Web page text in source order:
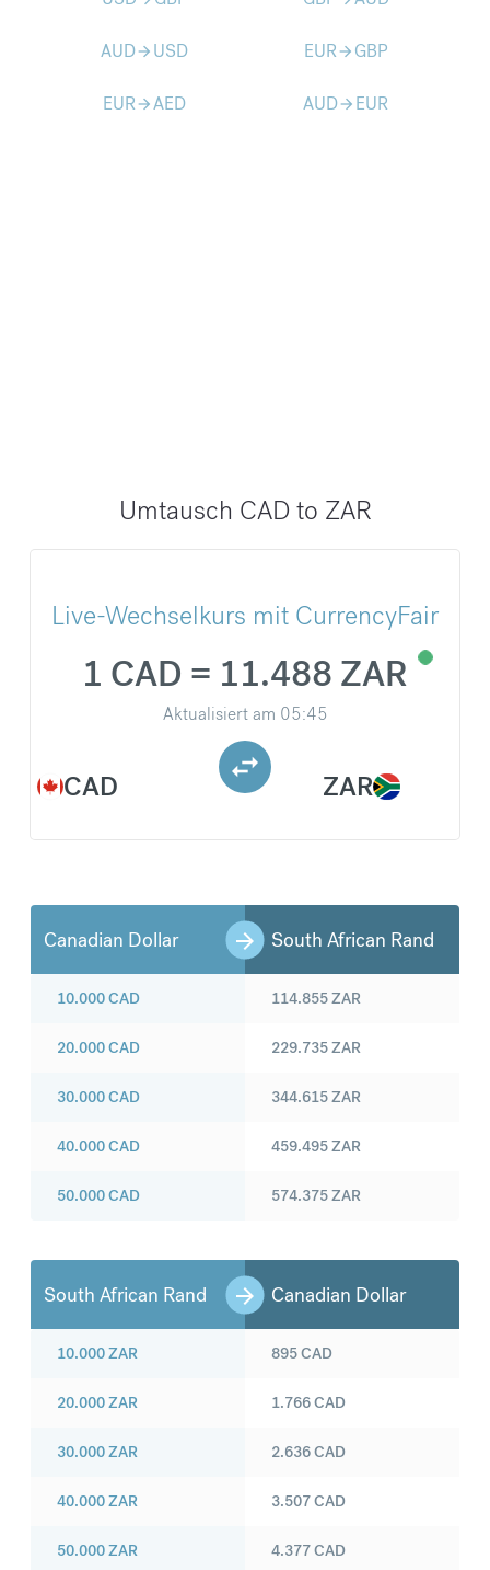
AUDarrow_forward USD EURarrow_forward GBP
EURarrow_forwardAED AUDarrow_forward EUR
Umtausch CAD to ZAR
Live-Wechselkurs mit CurrencyFair
CAD
1 CAD = 11.488 ZAR
Aktualisiert am 05:45
ZAR
Canadian Dollar South African Rand
10.000CAD
20.000CAD
30.000CAD
40.000CAD
50.000CAD
114.855ZAR
229.735ZAR
344.615ZAR
459.495ZAR
574.375ZAR
South African Rand Canadian Dollar
10.000ZAR
20.000ZAR
30.000ZAR
40.000ZAR
50.000ZAR
895CAD
1.766CAD
2.636CAD
3.507CAD
4.377CAD